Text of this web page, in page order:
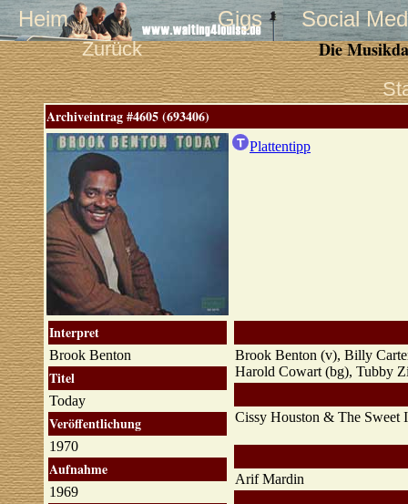
Heim Gigs Social
Zurück Die
Archiveintrag #4605 (693406)
Plattentipp
Interpret
Brook Benton
Titel
Today
Veröffentlichung
1970
Aufnahme
1969
Brook Benton (v), Billy
Harold Cowart (bg), Tubby
Cissy Houston & The Sweet
Arif Mardin